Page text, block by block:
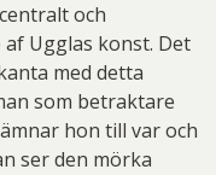
och
Ugglas konst. Det
med detta
som betraktare
hon till var och
ser den mörka